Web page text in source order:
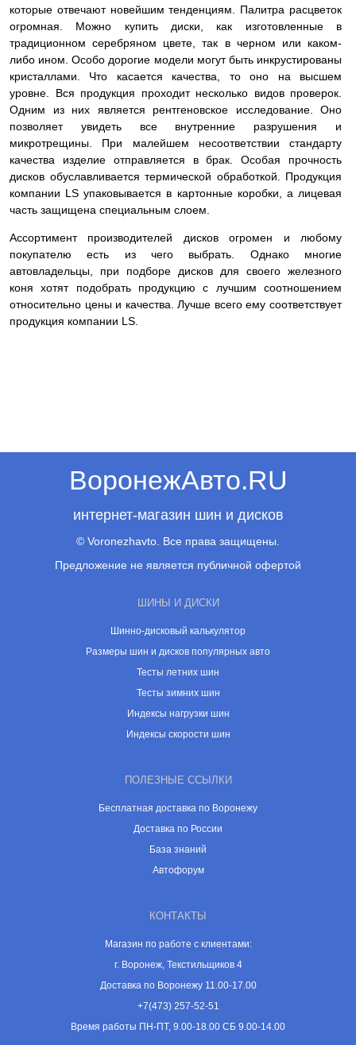
которые отвечают новейшим тенденциям. Палитра расцветок
огромная. Можно купить диски, как изготовленные в
традиционном серебряном цвете, так в черном или каком-
либо ином. Особо дорогие модели могут быть инкрустированы
кристаллами. Что касается качества, то оно на высшем
уровне. Вся продукция проходит несколько видов проверок.
Одним из них является рентгеновское исследование. Оно
позволяет увидеть все внутренние разрушения и
микротрещины. При малейшем несоответствии стандарту
качества изделие отправляется в брак. Особая прочность
дисков обуславливается термической обработкой. Продукция
компании LS упаковывается в картонные коробки, а лицевая
часть защищена специальным слоем.
Ассортимент производителей дисков огромен и любому
покупателю есть из чего выбрать. Однако многие
автовладельцы, при подборе дисков для своего железного
коня хотят подобрать продукцию с лучшим соотношением
относительно цены и качества. Лучше всего ему соответствует
продукция компании LS.
ВоронежАвто.RU
интернет-магазин шин и дисков
© Voronezhavto. Все права защищены.
Предложение не является публичной офертой
ШИНЫ И ДИСКИ
Шинно-дисковый калькулятор
Размеры шин и дисков популярных авто
Тесты летних шин
Тесты зимних шин
Индексы нагрузки шин
Индексы скорости шин
ПОЛЕЗНЫЕ ССЫЛКИ
Бесплатная доставка по Воронежу
Доставка по России
База знаний
Автофорум
КОНТАКТЫ
Магазин по работе с клиентами:
г. Воронеж, Текстильщиков 4
Доставка по Воронежу 11.00-17.00
+7(473) 257-52-51
Время работы ПН-ПТ, 9.00-18.00 СБ 9.00-14.00